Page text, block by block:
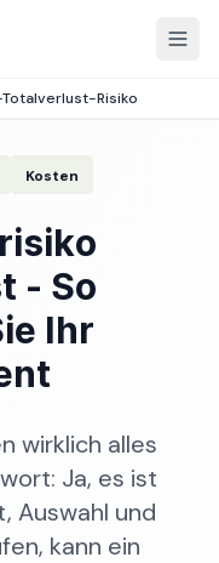
Risiko
Kosten
- So
Ihr
wirklich alles
Ja, es ist
Auswahl und
kann ein